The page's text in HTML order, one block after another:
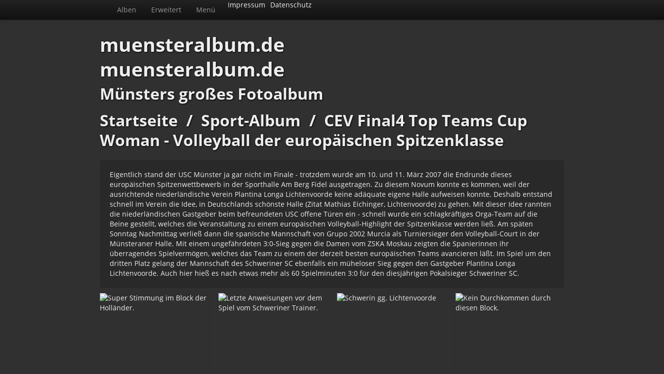
Alben Erweitert Menü
Impressum Datenschutz
muensteralbum.de
muensteralbum.de
Münsters großes Fotoalbum
Startseite / Sport-Album / CEV Final4 Top Teams Cup
Woman - Volleyball der europäischen Spitzenklasse
Eigentlich stand der USC Münster ja gar nicht im Finale - trotzdem wurde am 10. und 11. März 2007 die Endrunde dieses
europäischen Spitzenwettbewerb in der Sporthalle Am Berg Fidel ausgetragen. Zu diesem Novum konnte es kommen, weil der
ausrichtende niederländische Verein Plantina Longa Lichtenvoorde keine adäquate eigene Halle aufweisen konnte. Deshalb entstand
schnell im Verein die Idee, in Deutschlands schönste Halle (Zitat Mathias Eichinger, Lichtenvoorde) zu gehen. Mit dieser Idee rannten
die niederländischen Gastgeber beim befreundeten USC offene Türen ein - schnell wurde ein schlagkräftiges Orga-Team auf die
Beine gestellt, welches die Veranstaltung zu einem europäischen Volleyball-Highlight der Spitzenklasse werden ließ. Am späten
Sonntag Nachmittag verließ dann die spanische Mannschaft von Grupo 2002 Murcia als Turniersieger den Volleyball-Court in der
Münsteraner Halle. Mit einem ungefährdeten 3:0-Sieg gegen die Damen vom ZSKA Moskau zeigten die Spanierinnen ihr
überragendes Spielvermögen, welches das Team zu einem der derzeit besten europäischen Teams avancieren läßt. Im Spiel um den
dritten Platz gelang der Mannschaft des Schweriner SC ebenfalls ein müheloser Sieg gegen den Gastgeber Plantina Longa
Lichtenvoorde. Auch hier hieß es nach etwas mehr als 60 Spielminuten 3:0 für den diesjährigen Pokalsieger Schweriner SC.